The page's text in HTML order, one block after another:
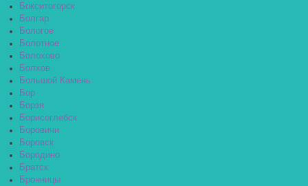
Бокситогорск
Болгар
Бологое
Болотное
Болохово
Болхов
Большой Камень
Бор
Борзя
Борисоглебск
Боровичи
Боровск
Бородино
Братск
Бронницы